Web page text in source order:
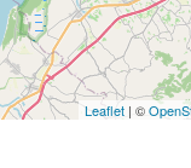
Leaflet | ©